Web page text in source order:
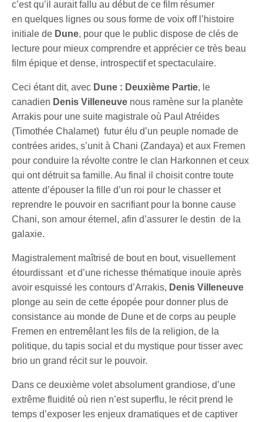
c’est qu’il aurait fallu au début de ce film résumer
en quelques lignes ou sous forme de voix off l’histoire
initiale de Dune, pour que le public dispose de clés de
lecture pour mieux comprendre et apprécier ce très beau
film épique et dense, introspectif et spectaculaire.
Ceci étant dit, avec Dune : Deuxième Partie, le
canadien Denis Villeneuve nous ramène sur la planète
Arrakis pour une suite magistrale où Paul Atréides
(Timothée Chalamet) futur élu d’un peuple nomade de
contrées arides, s’unit à Chani (Zandaya) et aux Fremen
pour conduire la révolte contre le clan Harkonnen et ceux
qui ont détruit sa famille. Au final il choisit contre toute
attente d’épouser la fille d’un roi pour le chasser et
reprendre le pouvoir en sacrifiant pour la bonne cause
Chani, son amour éternel, afin d’assurer le destin de la
galaxie.
Magistralement maîtrisé de bout en bout, visuellement
étourdissant et d’une richesse thématique inouïe après
avoir esquissé les contours d’Arrakis, Denis Villeneuve
plonge au sein de cette épopée pour donner plus de
consistance au monde de Dune et de corps au peuple
Fremen en entremêlant les fils de la religion, de la
politique, du tapis social et du mystique pour tisser avec
brio un grand récit sur le pouvoir.
Dans ce deuxième volet absolument grandiose, d’une
extrême fluidité où rien n’est superflu, le récit prend le
temps d’exposer les enjeux dramatiques et de captiver